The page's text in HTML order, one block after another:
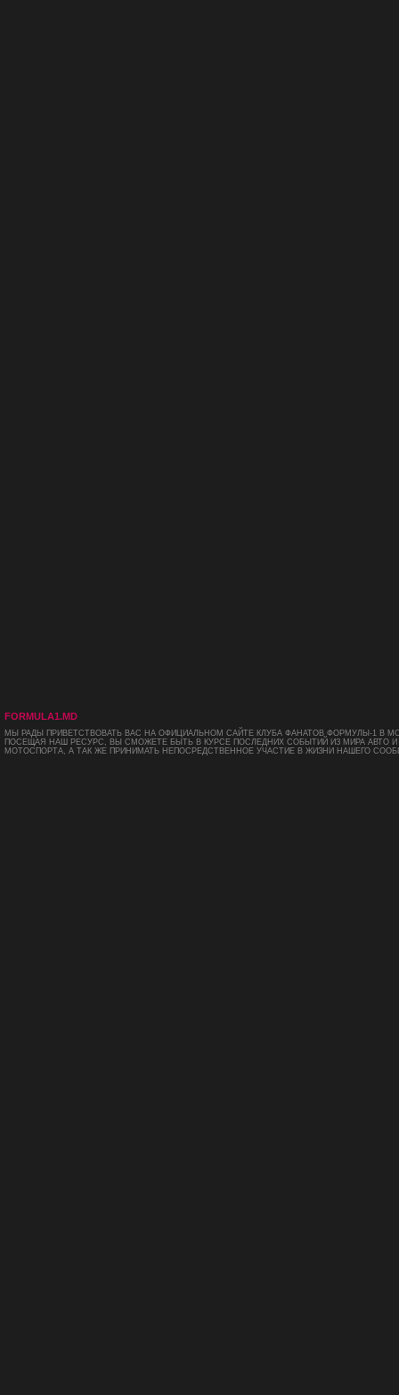
FORMULA1.MD
МЫ РАДЫ ПРИВЕТСТВОВАТЬ ВАС НА ОФИЦИАЛЬНОМ САЙТЕ КЛУБА ФАНАТОВ ФОРМУЛЫ-1 В
ПОСЕЩАЯ НАШ РЕСУРС, ВЫ СМОЖЕТЕ БЫТЬ В КУРСЕ ПОСЛЕДНИХ СОБЫТИЙ ИЗ МИРА АВТО И
МОТОСПОРТА, А ТАК ЖЕ ПРИНИМАТЬ НЕПОСРЕДСТВЕННОЕ УЧАСТИЕ В ЖИЗНИ НАШЕГО